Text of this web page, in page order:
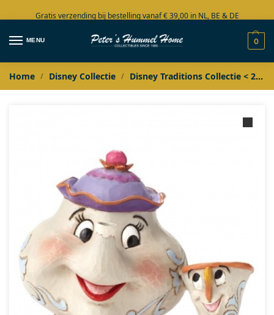
Gratis verzending bij bestelling vanaf € 39,00 in NL, BE & DE
Grote collectie in voorraad
MENU 0
Home / Disney Collectie / Disney Traditions Collectie < 2020